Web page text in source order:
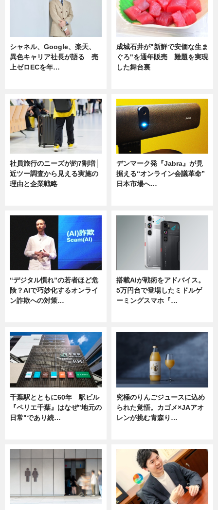
シャネル、Google、楽天、
異色キャリア社長が語る 売
上ゼロECを年…
成城石井が"新鮮で安価な生ま
ぐろ"を通年販売 難題を実現
した舞台裏
社員旅行のニーズが約7割増│
近ツー調査から見える実施の
理由と企業戦略
デンマーク発『Jabra』が見
据える“オンライン会議革命”
日本市場へ…
“デジタル慣れ”の若者ほど危
険？AIで巧妙化するオンライ
ン詐欺への対策…
搭載AIが戦術をアドバイス。
5万円台で登場したミドルゲ
ーミングスマホ『…
千葉駅とともに60年 駅ビル
『ペリエ千葉』はなぜ"地元の
日常"であり続…
究極のりんごジュースに込め
られた覚悟。カゴメ×JAアオ
レンが挑む青森り…